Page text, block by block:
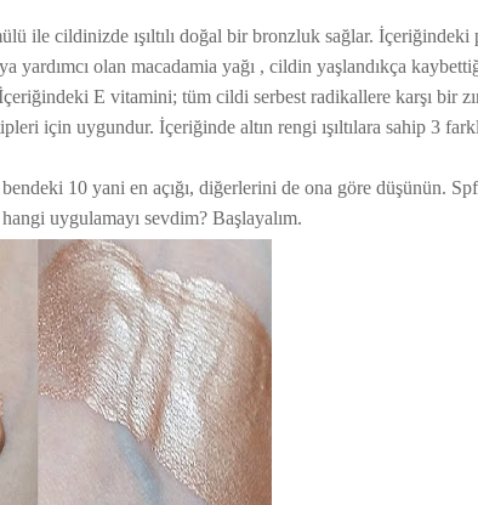
ile cildinizde ışıltılı doğal bir bronzluk sağlar. İçeriğindeki
olan macadamia yağı , cildin yaşlandıkça
E vitamini; tüm cildi serbest radikallere karşı bir
için uygundur. İçeriğinde altın rengi ışıltılara sahip 3
10 yani en açığı, diğerlerini de ona göre düşünün.
uygulamayı sevdim? Başlayalım.